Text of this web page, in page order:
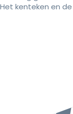
Het kenteken en